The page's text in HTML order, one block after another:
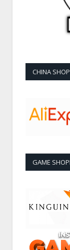
CHINA
GAME